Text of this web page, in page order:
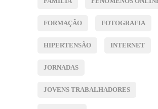
FORMAÇÃO FOTOGRAFIA
HIPERTENSÃO INTERNET
JORNADAS
JOVENS TRABALHADORES